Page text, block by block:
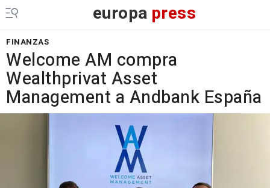
europa press
FINANZAS
Welcome AM compra
Wealthprivat Asset
Management a Andbank España